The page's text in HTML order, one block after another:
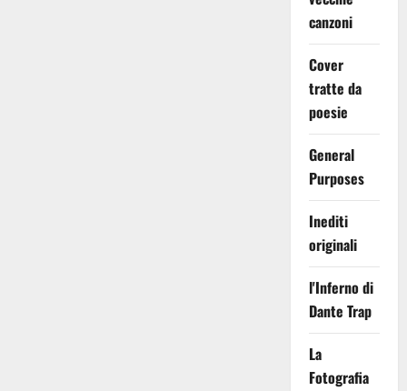
canzoni
Cover
tratte da
poesie
General
Purposes
Inediti
originali
l'Inferno di
Dante Trap
La
Fotografia